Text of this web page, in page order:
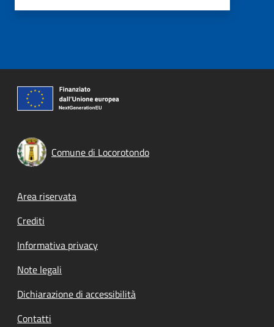
Comune di Locorotondo
Footer menu
Area riservata
Crediti
Informativa privacy
Note legali
Dichiarazione di accessibilità
Contatti